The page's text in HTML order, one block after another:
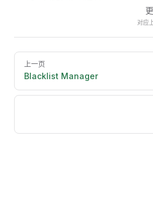
对应
Pager
上一页
Blacklist Manager